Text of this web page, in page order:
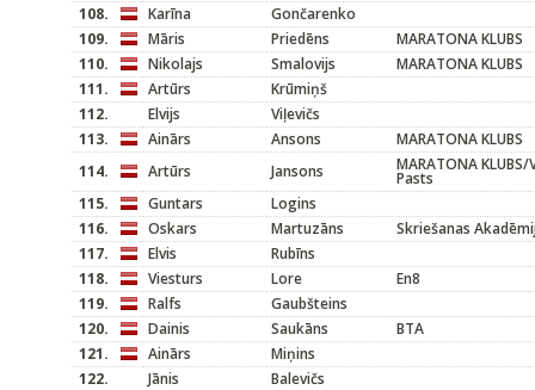
108.
Karīna
Gončarenko
109.
Māris Priedēns
MARATONA KLUBS
110.
Nikolajs Smalovijs
MARATONA KLUBS
111.
Artūrs
Krūmiņš
112.
Elvijs
Viļevičs
113.
Ainārs Ansons
MARATONA KLUBS
114.
Artūrs Jansons MARATONA
Pasts
115.
Guntars
Logins
116.
Oskars Martuzāns
Skriešanas
117.
Elvis
Rubīns
118.
Viesturs Lore
En8
119.
Ralfs
Gaubšteins
120.
Dainis Saukāns
BTA
121.
Ainārs
Miņins
122.
Jānis
Balevičs